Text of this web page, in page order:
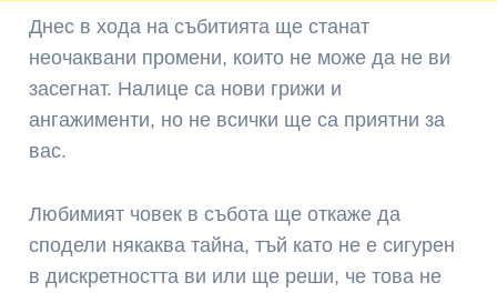
Днес в хода на събитията ще станат
неочаквани промени, които не може да не ви
засегнат. Налице са нови грижи и
ангажименти, но не всички ще са приятни за
вас.
Любимият човек в събота ще откаже да
сподели някаква тайна, тъй като не е сигурен
в дискретността ви или ще реши, че това не